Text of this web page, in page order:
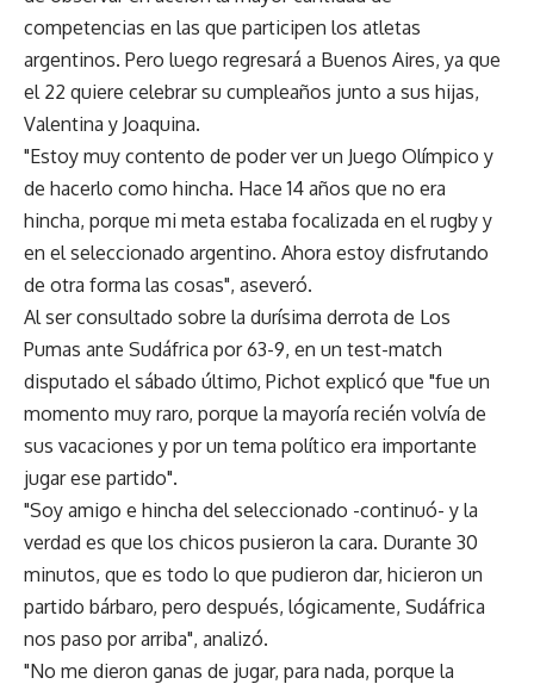
competencias en las que participen los atletas
argentinos. Pero luego regresará a Buenos Aires, ya que
el 22 quiere celebrar su cumpleaños junto a sus hijas,
Valentina y Joaquina.
"Estoy muy contento de poder ver un Juego Olímpico y
de hacerlo como hincha. Hace 14 años que no era
hincha, porque mi meta estaba focalizada en el rugby y
en el seleccionado argentino. Ahora estoy disfrutando
de otra forma las cosas", aseveró.
Al ser consultado sobre la durísima derrota de Los
Pumas ante Sudáfrica por 63-9, en un test-match
disputado el sábado último, Pichot explicó que "fue un
momento muy raro, porque la mayoría recién volvía de
sus vacaciones y por un tema político era importante
jugar ese partido".
"Soy amigo e hincha del seleccionado -continuó- y la
verdad es que los chicos pusieron la cara. Durante 30
minutos, que es todo lo que pudieron dar, hicieron un
partido bárbaro, pero después, lógicamente, Sudáfrica
nos paso por arriba", analizó.
"No me dieron ganas de jugar, para nada, porque la